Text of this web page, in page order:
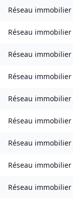
Réseau immobilier
Réseau immobilier
Réseau immobilier
Réseau immobilier
Réseau immobilier
Réseau immobilier
Réseau immobilier
Réseau immobilier
Réseau immobilier